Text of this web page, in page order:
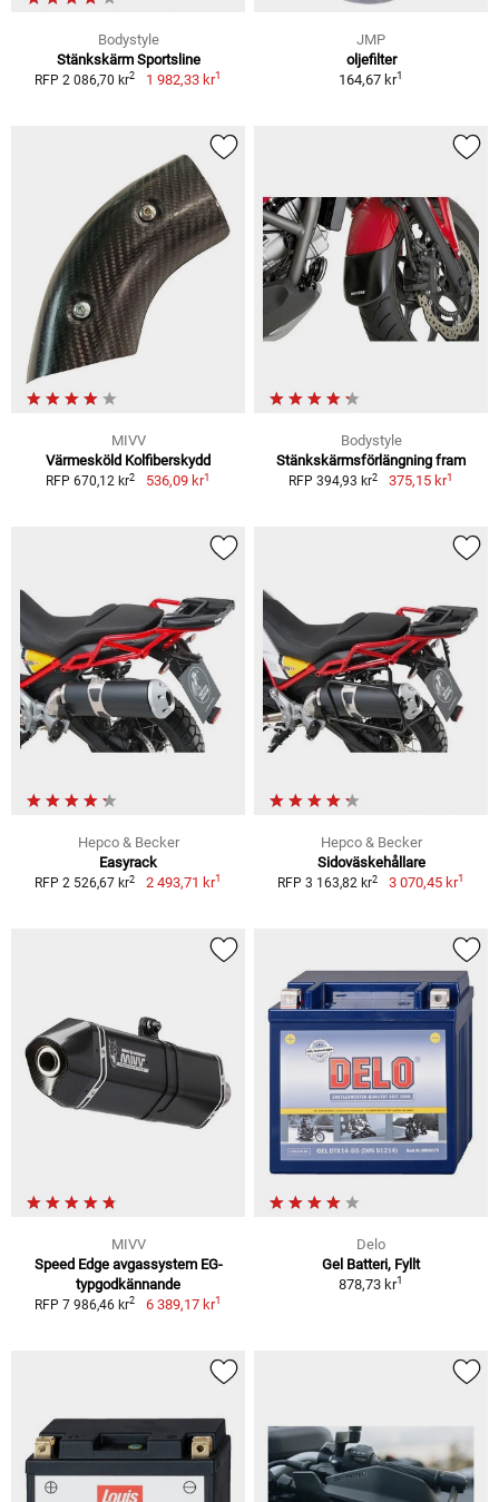
Bodystyle
Stänkskärm Sportsline
RFP 2 086,70 kr2 1 982,33 kr1
JMP
oljefilter
164,67 kr1
MIVV
Värmesköld Kolfiberskydd
RFP 670,12 kr2 536,09 kr1
Bodystyle
Stänkskärmsförlängning fram
RFP 394,93 kr2 375,15 kr1
Hepco & Becker
Easyrack
RFP 2 526,67 kr2 2 493,71 kr1
Hepco & Becker
Sidoväskehållare
RFP 3 163,82 kr2 3 070,45 kr1
MIVV
Speed Edge avgassystem EG-
typgodkännande
RFP 7 986,46 kr2 6 389,17 kr1
Delo
Gel Batteri, Fyllt
878,73 kr1